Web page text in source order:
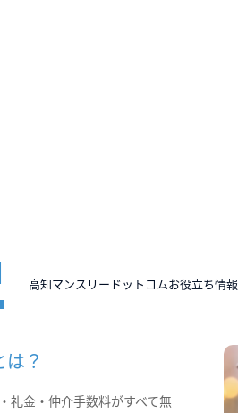
高知マンスリードットコムお役立ち情報
？
礼金・仲介手数料がすべて無